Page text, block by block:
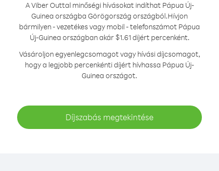
A Viber Outtal minőségi hívásokat indíthat Pápua Új-
Guinea országba Görögország országból.Hívjon
bármilyen - vezetékes vagy mobil - telefonszámot Pápua
Új-Guinea országban akár $1.61 díjért percenként.
Vásároljon egyenlegcsomagot vagy hívási díjcsomagot,
hogy a legjobb percenkénti díjért hívhassa Pápua Új-
Guinea országot.
Díjszabás megtekintése